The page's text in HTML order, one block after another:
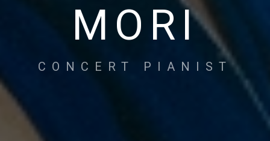
MORI
CONCERT PIANIST